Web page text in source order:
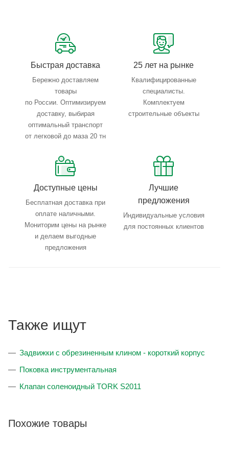
Тройной весовой контроль: въезд, погрузка, выезд
Быстрая доставка
Бережно доставляем
товары
по России. Оптимизируем
доставку, выбирая
оптимальный транспорт
от легковой до маза 20 тн
25 лет на рынке
Квалифицированные
специалисты.
Комплектуем
строительные объекты
Доступные цены
Бесплатная доставка при
оплате наличными.
Мониторим цены на рынке
и делаем выгодные
предложения
Лучшие
предложения
Индивидуальные условия
для постоянных клиентов
Также ищут
Задвижки с обрезиненным клином - короткий корпус
Поковка инструментальная
Клапан соленоидный TORK S2011
Похожие товары